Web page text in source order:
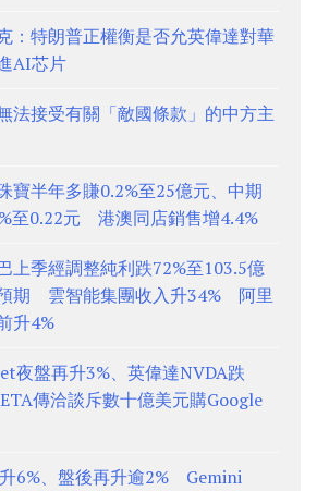
：特朗普正權衡是否允英偉達對華
AI芯片
法接受有關「敵國條款」的中方主
寶半年多賺0.2%至25億元、中期
至0.22元 港澳同店銷售增4.4%
上季經調整純利跌72%至103.5億
期 雲智能集團收入升34% 阿里
升4%
夜盤再升3%、英偉達NVDA跌
傳洽談斥數十億美元購Google
6%、盤後再升逾2% Gemini